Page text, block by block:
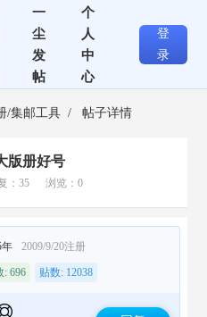
一
尘
发
帖
个
人
中
心
登
录
/集邮工具 / 帖子详情
版册好号
：35 浏览：0
年 2009/9/20注册
: 696 贴数: 12038